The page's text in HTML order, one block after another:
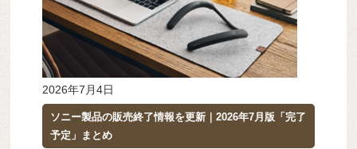
2026年7月4日
ソニー製品の販売終了情報を更新｜2026年7月版「完了
予定」まとめ